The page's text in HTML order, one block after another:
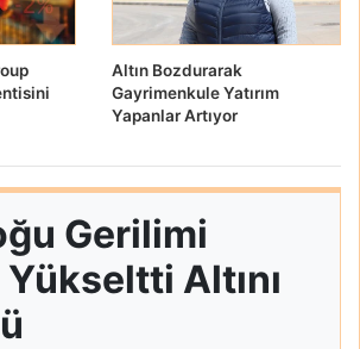
Altın Bozdurarak
Gayrimenkule Yatırım
Yapanlar Artıyor
Gerilimi
Altını